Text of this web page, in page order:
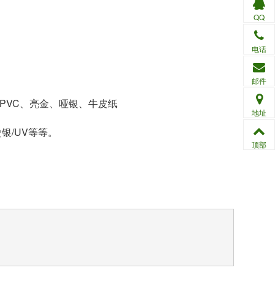
、亮金、哑银、牛皮纸
/UV等等。
QQ
电话
邮件
地址
顶部